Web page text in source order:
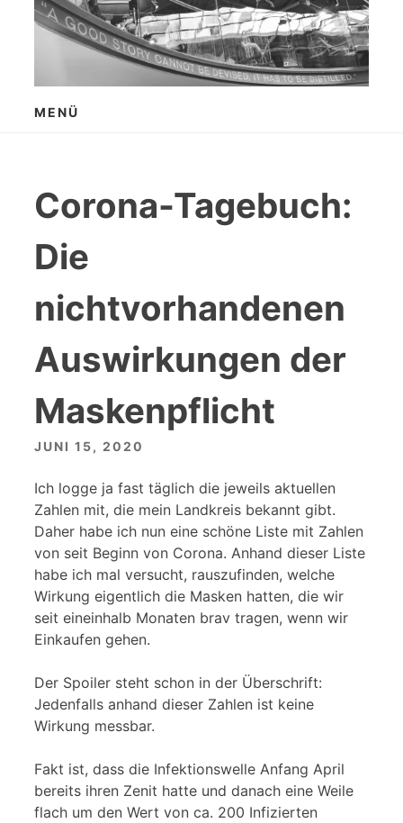
MENÜ
Corona-Tagebuch:
Die
nichtvorhandenen
Auswirkungen der
Maskenpflicht
JUNI 15, 2020
Ich logge ja fast täglich die jeweils aktuellen
Zahlen mit, die mein Landkreis bekannt gibt.
Daher habe ich nun eine schöne Liste mit Zahlen
von seit Beginn von Corona. Anhand dieser Liste
habe ich mal versucht, rauszufinden, welche
Wirkung eigentlich die Masken hatten, die wir
seit eineinhalb Monaten brav tragen, wenn wir
Einkaufen gehen.
Der Spoiler steht schon in der Überschrift:
Jedenfalls anhand dieser Zahlen ist keine
Wirkung messbar.
Fakt ist, dass die Infektionswelle Anfang April
bereits ihren Zenit hatte und danach eine Weile
flach um den Wert von ca. 200 Infizierten